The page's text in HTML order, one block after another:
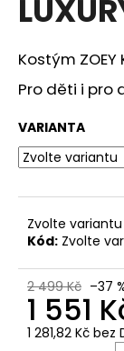
hvězdiček.
Kostým ZOEY
Pro děti i pro
VARIANTA
Zvolte variantu
Kód: Zvolte
2 499 Kč –37
1 551
1 281,82 Kč bez
D
o
p
o
u
u
m